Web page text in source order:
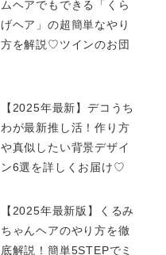
ムヘアでもできる「くら
げヘア」の超簡単なやり
方を解説♡ツインのお団
【2025年最新】デコうち
わが最新推し活！作り方
や真似したい背景デザイ
ン6選を詳しくお届け♡
【2025年最新版】くるみ
ちゃんヘアのやり方を徹
底解説！簡単5STEPでミ